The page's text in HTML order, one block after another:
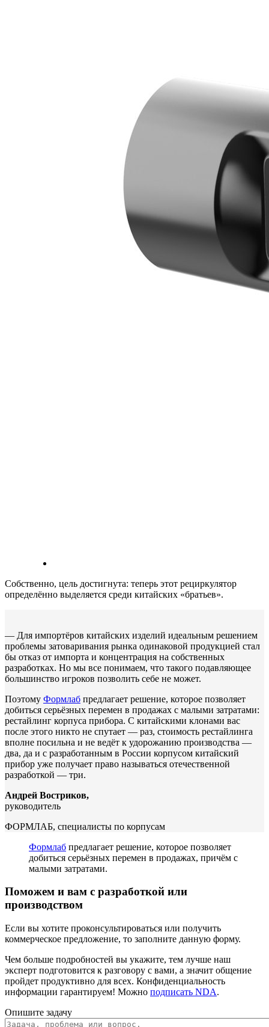
Собственно, цель достигнута: теперь этот рециркулятор
определённо выделяется среди китайских «братьев».
— Для импортёров китайских изделий идеальным решением
проблемы затоваривания рынка одинаковой продукцией стал
бы отказ от импорта и концентрация на собственных
разработках. Но мы все понимаем, что такого подавляющее
большинство игроков позволить себе не может.
Поэтому Формлаб предлагает решение, которое позволяет
добиться серьёзных перемен в продажах с малыми затратами:
рестайлинг корпуса прибора. С китайскими клонами вас
после этого никто не спутает — раз, стоимость рестайлинга
вполне посильна и не ведёт к удорожанию производства —
два, да и с разработанным в России корпусом китайский
прибор уже получает право называться отечественной
разработкой — три.
Андрей Востриков,
руководитель
ФОРМЛАБ, специалисты по корпусам
Формлаб предлагает решение, которое позволяет
добиться серьёзных перемен в продажах, причём с
малыми затратами.
Поможем и вам с разработкой или
производством
Если вы хотите проконсультироваться или получить
коммерческое предложение, то заполните данную форму.
Чем больше подробностей вы укажите, тем лучше наш
эксперт подготовится к разговору с вами, а значит общение
пройдет продуктивно для всех. Конфиденциальность
информации гарантируем! Можно подписать NDA.
Опишите задачу